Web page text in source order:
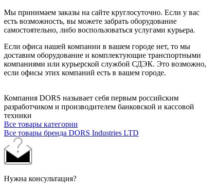
Мы принимаем заказы на сайте круглосуточно. Если у вас
есть возможность, вы можете забрать оборудование
самостоятельно, либо воспользоваться услугами курьера.
Если офиса нашей компании в вашем городе нет, то мы
доставим оборудование и комплектующие транспортными
компаниями или курьерской службой СДЭК. Это возможно,
если офисы этих компаний есть в вашем городе.
Компания DORS называет себя первым российским
разработчиком и производителем банковской и кассовой
техники
Все товары категории
Все товары бренда DORS Industries LTD
Нужна консультация?